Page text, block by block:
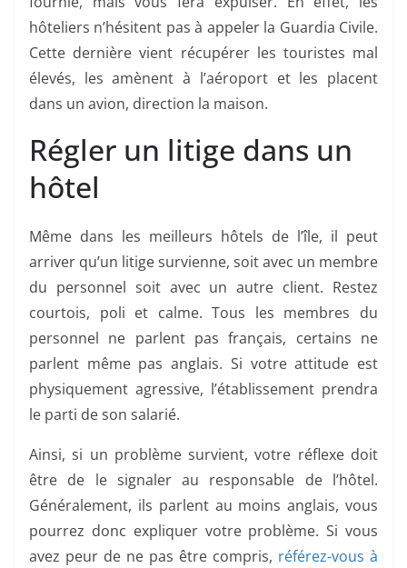
hôteliers n’hésitent pas à appeler la Guardia Civile.
Cette dernière vient récupérer les touristes mal
élevés, les amènent à l’aéroport et les placent
dans un avion, direction la maison.
Régler un litige dans un
hôtel
Même dans les meilleurs hôtels de l’île, il peut
arriver qu’un litige survienne, soit avec un membre
du personnel soit avec un autre client. Restez
courtois, poli et calme. Tous les membres du
personnel ne parlent pas français, certains ne
parlent même pas anglais. Si votre attitude est
physiquement agressive, l’établissement prendra
le parti de son salarié.
Ainsi, si un problème survient, votre réflexe doit
être de le signaler au responsable de l’hôtel.
Généralement, ils parlent au moins anglais, vous
pourrez donc expliquer votre problème. Si vous
avez peur de ne pas être compris, référez-vous à